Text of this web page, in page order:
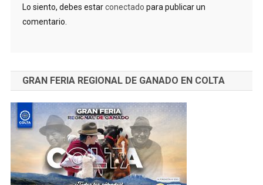
Lo siento, debes estarconectado para publicar un
comentario.
GRAN FERIA REGIONAL DE GANADO EN COLTA